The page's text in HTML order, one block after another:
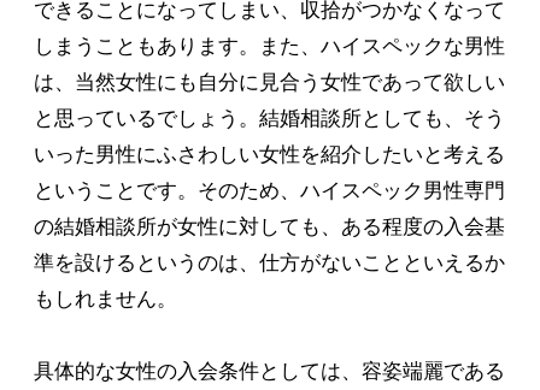
できることになってしまい、収拾がつかなくなって
しまうこともあります。また、ハイスペックな男性
は、当然女性にも自分に見合う女性であって欲しい
と思っているでしょう。結婚相談所としても、そう
いった男性にふさわしい女性を紹介したいと考える
ということです。そのため、ハイスペック男性専門
の結婚相談所が女性に対しても、ある程度の入会基
準を設けるというのは、仕方がないことといえるか
もしれません。
具体的な女性の入会条件としては、容姿端麗である